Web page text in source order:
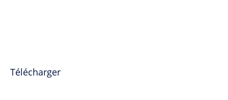
Télécharger